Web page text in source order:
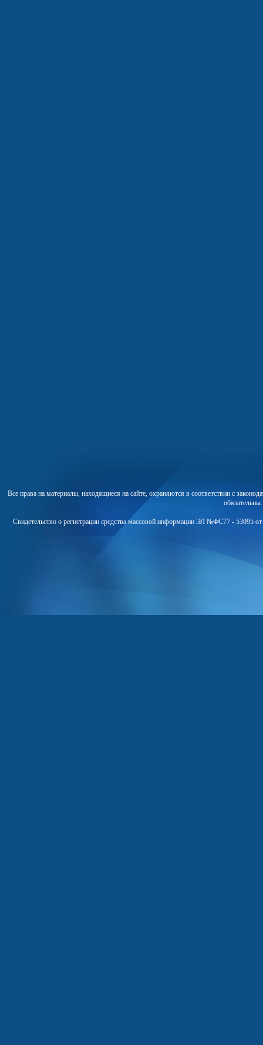
Все права на материалы, находящиеся на сайте, охраняются в соответствии с
Свидетельство о регистрации средства массовой информации ЭЛ №ФС77 - 53095